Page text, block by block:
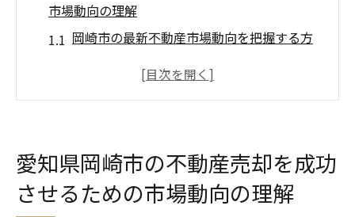
市場動向の理解
岡崎市の最新不動産市場動向を把握する方
地域別に見る岡崎市の不動産価値の変動
響
季節ごとの岡崎市不動産売却の傾向
愛知県岡崎市の不動産売却を成功
させるための市場動向の理解